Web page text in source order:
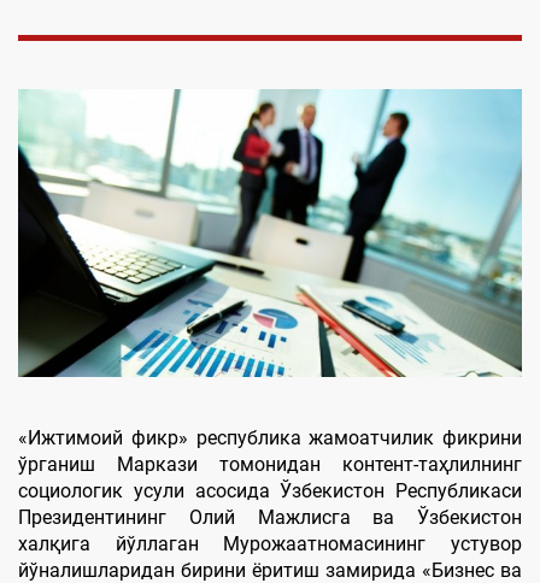
«Ижтимоий фикр» республика жамоатчилик фикрини
ўрганиш Маркази томонидан контент-таҳлилнинг
социологик усули асосида Ўзбекистон Республикаси
Президентининг Олий Мажлисга ва Ўзбекистон
халқига йўллаган Мурожаатномасининг устувор
йўналишларидан бирини ёритиш замирида «Бизнес ва